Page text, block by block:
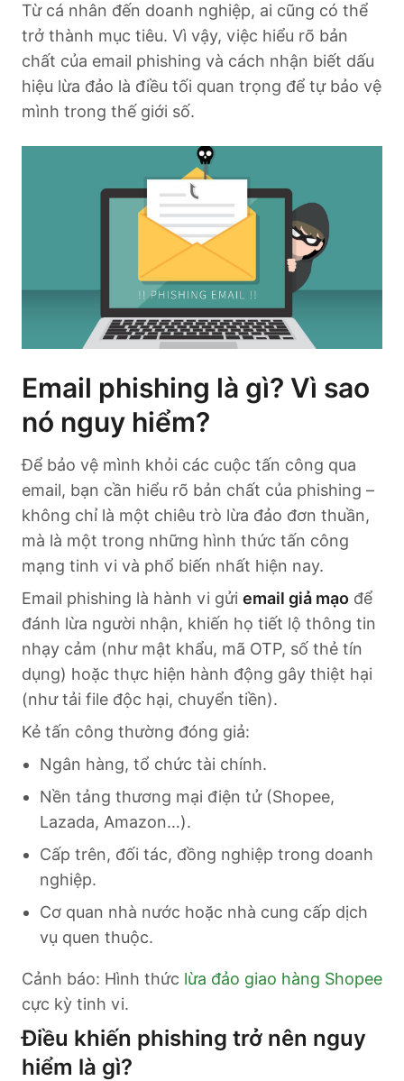
Từ cá nhân đến doanh nghiệp, ai cũng có thể
trở thành mục tiêu. Vì vậy, việc hiểu rõ bản
chất của email phishing và cách nhận biết dấu
hiệu lừa đảo là điều tối quan trọng để tự bảo vệ
mình trong thế giới số.
Email phishing là gì? Vì sao
nó nguy hiểm?
Để bảo vệ mình khỏi các cuộc tấn công qua
email, bạn cần hiểu rõ bản chất của phishing –
không chỉ là một chiêu trò lừa đảo đơn thuần,
mà là một trong những hình thức tấn công
mạng tinh vi và phổ biến nhất hiện nay.
Email phishing là hành vi gửi email giả mạo để
đánh lừa người nhận, khiến họ tiết lộ thông tin
nhạy cảm (như mật khẩu, mã OTP, số thẻ tín
dụng) hoặc thực hiện hành động gây thiệt hại
(như tải file độc hại, chuyển tiền).
Kẻ tấn công thường đóng giả:
Ngân hàng, tổ chức tài chính.
Nền tảng thương mại điện tử (Shopee,
Lazada, Amazon…).
Cấp trên, đối tác, đồng nghiệp trong doanh
nghiệp.
Cơ quan nhà nước hoặc nhà cung cấp dịch
vụ quen thuộc.
Cảnh báo: Hình thức lừa đảo giao hàng Shopee
cực kỳ tinh vi.
Điều khiến phishing trở nên nguy
hiểm là gì?